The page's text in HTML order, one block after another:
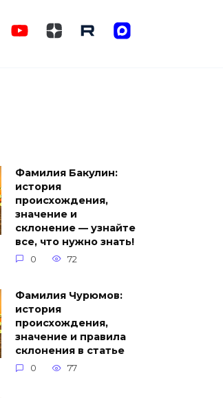
Фамилия Бакулин:
история
происхождения,
значение и
склонение — узнайте
все, что нужно знать!
0 72
Фамилия Чурюмов:
история
происхождения,
значение и правила
склонения в статье
0 77